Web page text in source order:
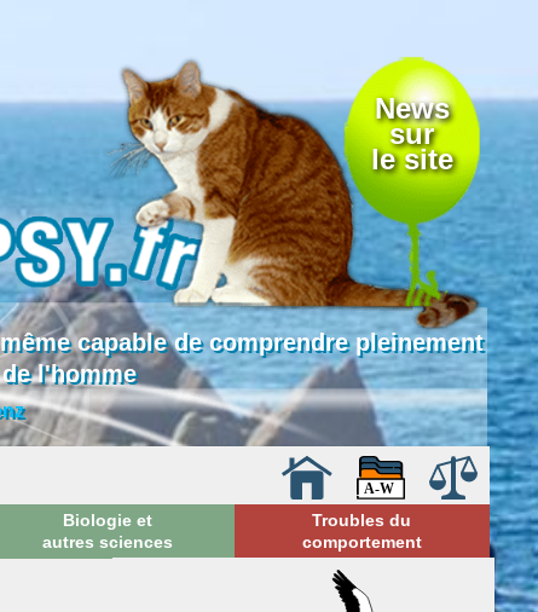
News
sur
le site
capable de comprendre pleinement
l'homme
Biologie et
autres sciences
Troubles du
comportement